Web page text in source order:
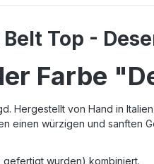
Top -
Farbe
Hergestellt von Hand in
einen würzigen und sanften
wurden) kombiniert.